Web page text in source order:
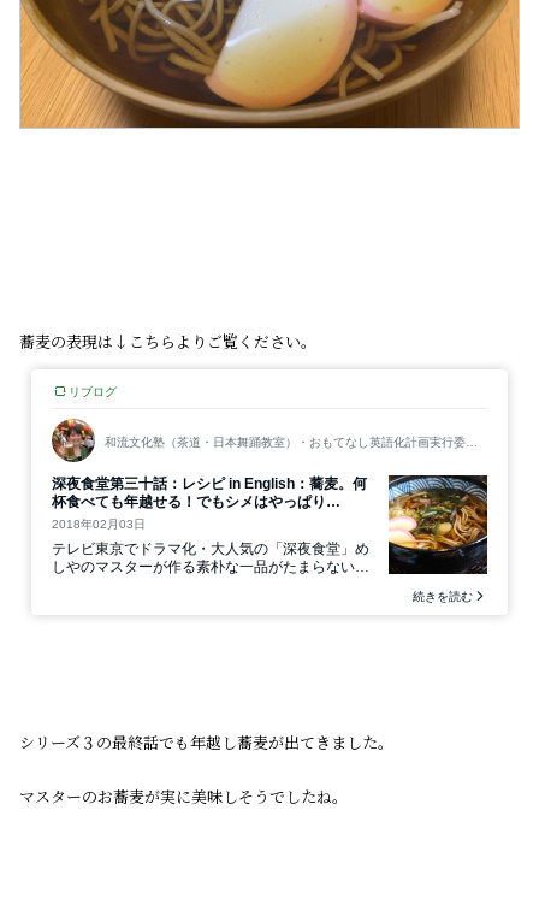
蕎麦の表現は↓こちらよりご覧ください。
シリーズ３の最終話でも年越し蕎麦が出てきました。
マスターのお蕎麦が実に美味しそうでしたね。